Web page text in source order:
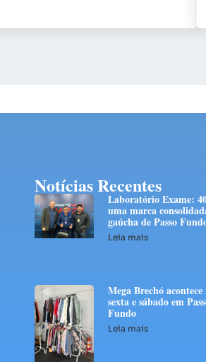
Notícias Recentes
Laboratório Exame:
uma marca
gaúcha de Passo
Leia mais
Mega Brechó acontece
sexta e sábado em
Fundo
Leia mais